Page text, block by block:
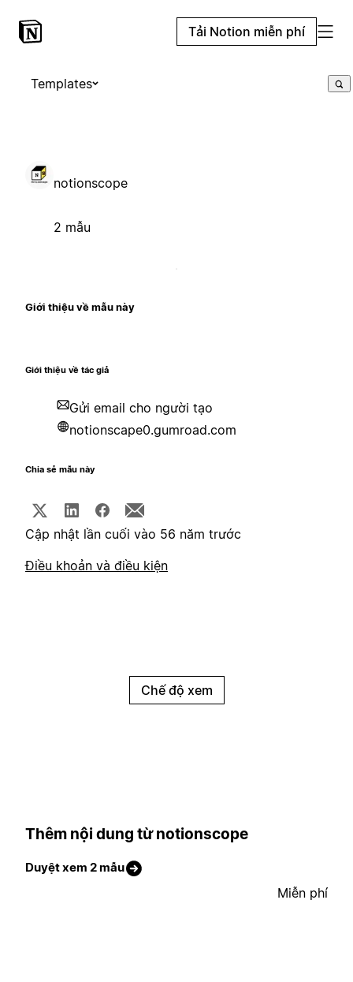
Tải Notion miễn phí
Templates
notionscope
2 mẫu
Giới thiệu về mẫu này
Giới thiệu về tác giả
Gửi email cho người tạo
notionscape0.gumroad.com
Chia sẻ mẫu này
Cập nhật lần cuối vào 56 năm trước
Điều khoản và điều kiện
Chế độ xem
Thêm nội dung từ notionscope
Duyệt xem 2 mẫu
Miễn phí